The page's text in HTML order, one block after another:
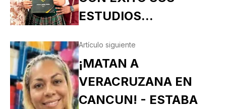
ESTUDIOS...
Artículo siguiente
¡MATAN A
VERACRUZANA EN
CANCUN! - ESTABA